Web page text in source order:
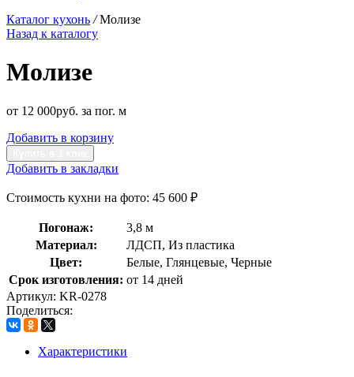
Каталог кухонь /Молизе
Назад к каталогу
Молизе
от 12 000руб. за пог. м
Добавить в корзину
Добавить в закладки
Стоимость кухни на фото: 45 600 ₽
Погонаж:
3,8 м
Материал:
ЛДСП, Из пластика
Цвет:
Белые, Глянцевые, Черные
Срок изготовления: от 14 дней
Артикул: KR-0278
Поделиться:
Характеристики